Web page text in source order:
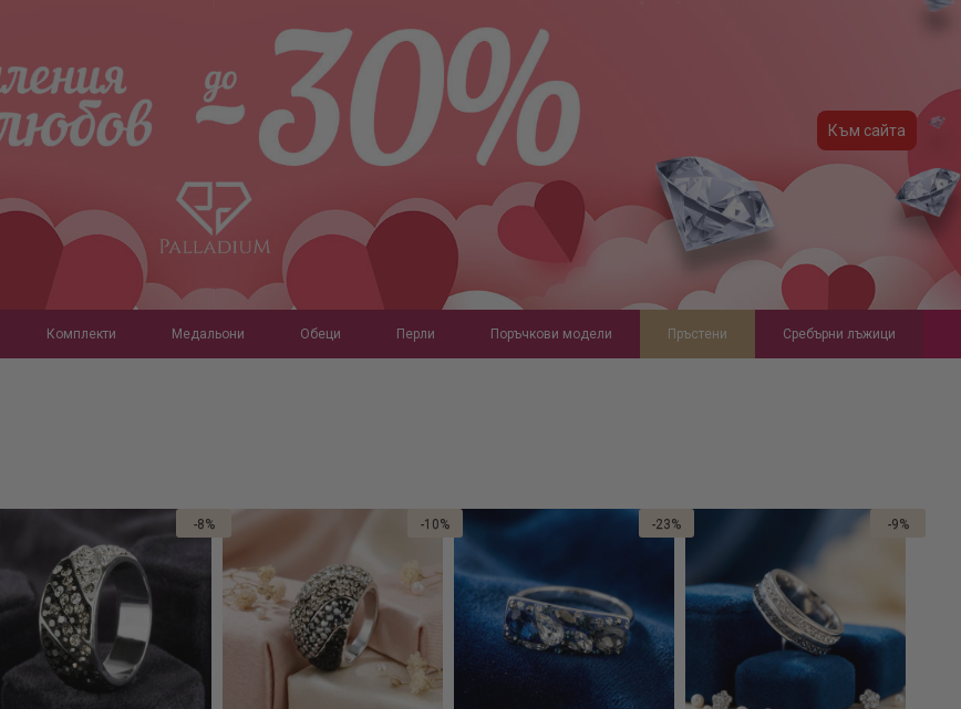
Към сайта
Комплекти Медальони Обеци Перли Поръчкови модели Пръстени Сребърни лъжици
-8% -10% -23% -9%